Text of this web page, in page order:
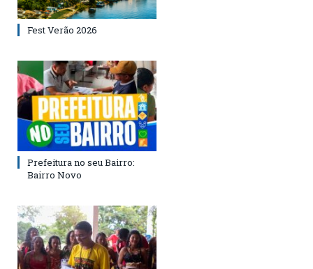
Fest Verão 2026
Prefeitura no seu Bairro:
Bairro Novo